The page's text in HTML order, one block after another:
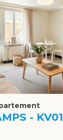
- KV01